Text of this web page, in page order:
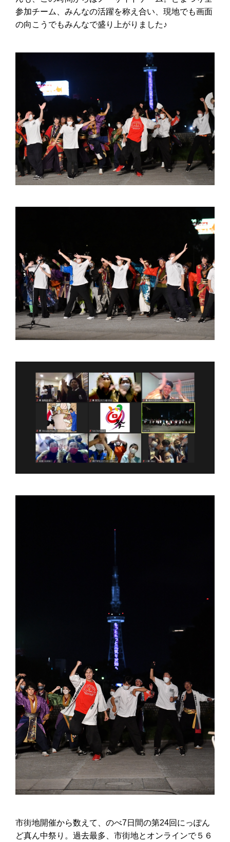
参加チーム、みんなの活躍を称え合い、現地でも画面
の向こうでもみんなで盛り上がりました♪
市街地開催から数えて、のべ7日間の第24回にっぽん
ど真ん中祭り。過去最多、市街地とオンラインで５６